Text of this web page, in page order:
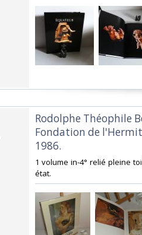
‎Rodolphe Théophile
Fondation de
1986.‎
‎1 volume in-4° relié pleine
état. ‎